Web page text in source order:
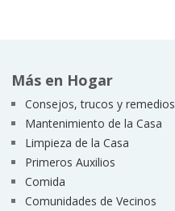
Más en Hogar
Consejos, trucos y remedios
Mantenimiento de la Casa
Limpieza de la Casa
Primeros Auxilios
Comida
Comunidades de Vecinos